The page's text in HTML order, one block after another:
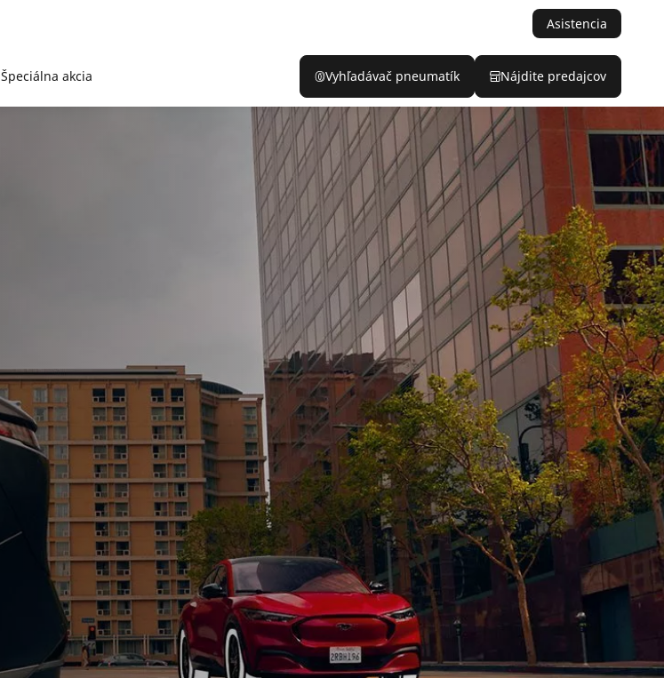
Asistencia
Špeciálna akcia Vyhľadávač pneumatík Nájdite predajcov